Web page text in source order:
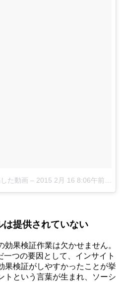
た動画 – 2015 2月 16 8:06午前 PST
提供されていない
果検証作業は欠かせません。
一つの要因として、インサイト
果検証がしやすかったことが挙
トという言葉が生まれ、ソーシ